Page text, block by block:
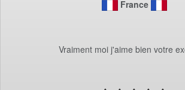
France
Vraiment moi j'aime bien votre